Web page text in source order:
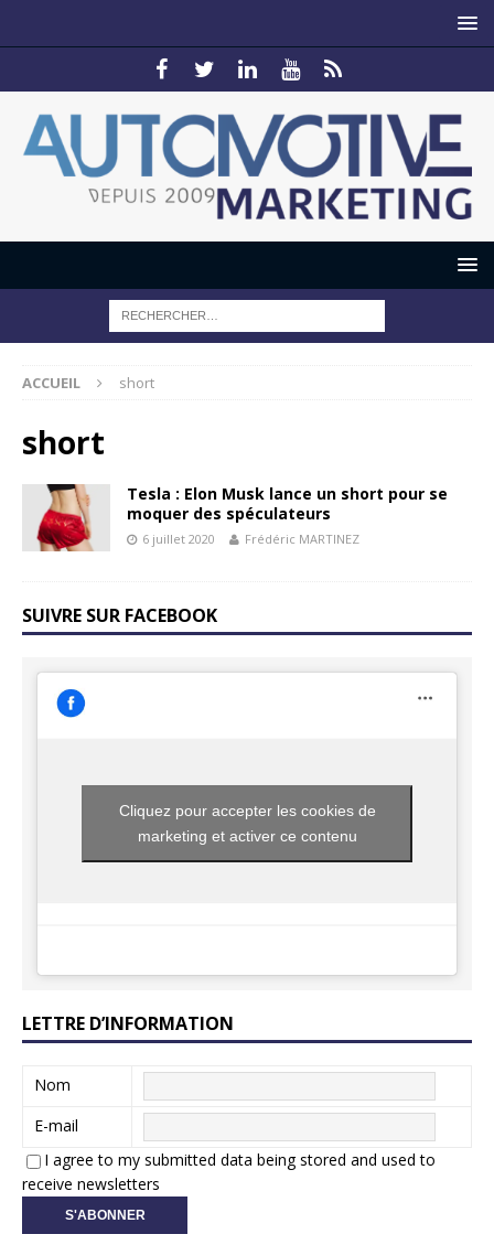
ACCUEIL short
short
Tesla : Elon Musk lance un short pour se
moquer des spéculateurs
6 juillet 2020 Frédéric MARTINEZ
SUIVRE SUR FACEBOOK
Cliquez pour accepter les cookies de
marketing et activer ce contenu
LETTRE D’INFORMATION
Nom
E-mail
I agree to my submitted data being stored and used to
receive newsletters